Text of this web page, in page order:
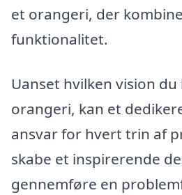
et orangeri, der
funktionalitet.
Uanset hvilken vision
orangeri, kan et
ansvar for hvert trin af
skabe et inspirerende
gennemføre en